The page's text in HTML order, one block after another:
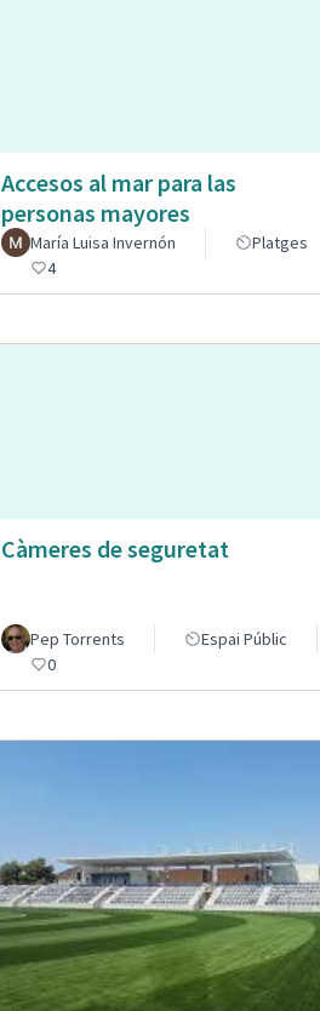
Accesos al mar para las
personas mayores
María Luisa Invernón Platges
4
Càmeres de seguretat
Pep Torrents Espai Públic
0